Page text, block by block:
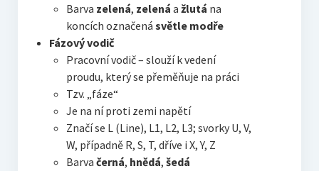
Barva zelená, zelená a žlutá na
koncích označená světle modře
Fázový vodič
Pracovní vodič – slouží k vedení
proudu, který se přeměňuje na práci
Tzv. „fáze“
Je na ní proti zemi napětí
Značí se L (Line), L1, L2, L3; svorky U, V,
W, případně R, S, T, dříve i X, Y, Z
Barva černá, hnědá, šedá